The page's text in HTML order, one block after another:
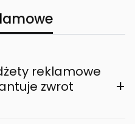
reklamowe
zwrot
+